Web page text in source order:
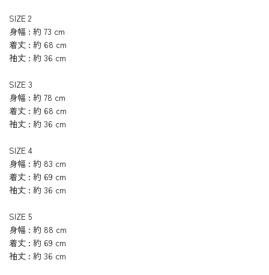
SIZE 2
身幅 : 約 73 cm
着丈 : 約 68 cm
袖丈 : 約 36 cm
SIZE 3
身幅 : 約 78 cm
着丈 : 約 68 cm
袖丈 : 約 36 cm
SIZE 4
身幅 : 約 83 cm
着丈 : 約 69 cm
袖丈 : 約 36 cm
SIZE 5
身幅 : 約 88 cm
着丈 : 約 69 cm
袖丈 : 約 36 cm